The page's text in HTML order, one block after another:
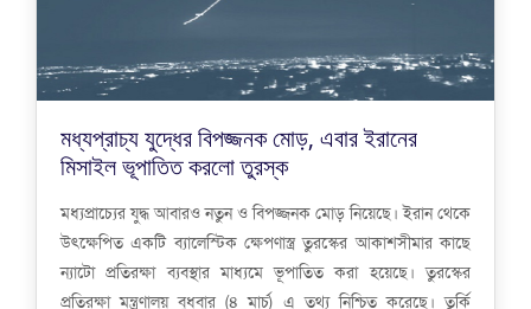
মধ্যপ্রাচ্য যুদ্ধের বিপজ্জনক মোড়, এবার ইরানের
মিসাইল ভূপাতিত করলো তুরস্ক
মধ্যপ্রাচ্যের যুদ্ধ আবারও নতুন ও বিপজ্জনক মোড় নিয়েছে। ইরান থেকে
উৎক্ষেপিত একটি ব্যালেস্টিক ক্ষেপণাস্ত্র তুরস্কের আকাশসীমার কাছে
ন্যাটো প্রতিরক্ষা ব্যবস্থার মাধ্যমে ভূপাতিত করা হয়েছে। তুরস্কের
প্রতিরক্ষা মন্ত্রণালয় বুধবার (৪ মার্চ) এ তথ্য নিশ্চিত করেছে। তুর্কি